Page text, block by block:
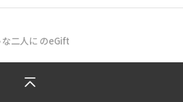
二人にのeGift